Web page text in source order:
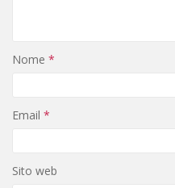
Nome *
Email *
Sito web